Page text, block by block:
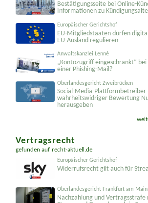
Bestätigungsseite bei Online-
Informationen zu
Europäischer Gerichtshof
EU-Mitgliedstaaten dürfen
EU-Ausland regulieren
Anwaltskanzlei Lenné
„Kontozugriff eingeschränkt“ bei
einer Phishing-Mail?
Oberlandesgericht Zweibrücken
Social-Media-Plattformbetreiber
wahrheitswidriger Bewertung
herausgeben
Vertragsrecht
gefunden auf recht-aktuell.de
Europäischer Gerichtshof
Widerrufsrecht gilt auch für
Oberlandesgericht Frankfurt am Main
Nachzahlung und